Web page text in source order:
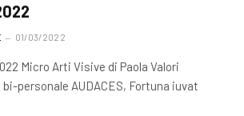
01/03/2022
Micro Arti Visive di Paola Valori
personale AUDACES, Fortuna iuvat